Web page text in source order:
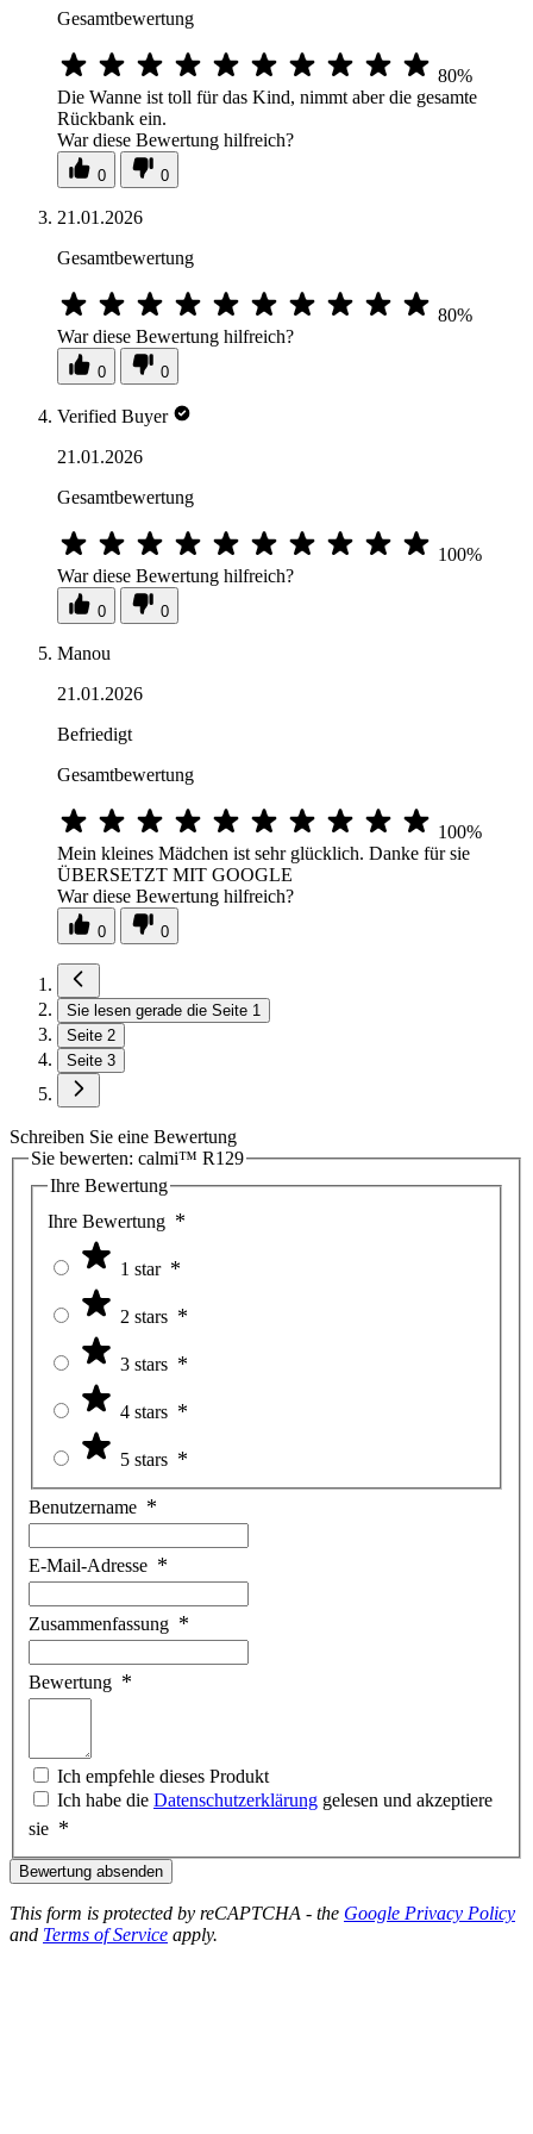
Gesamtbewertung
80%
Die Wanne ist toll für das Kind, nimmt aber die gesamte
Rückbank ein.
War diese Bewertung hilfreich?
0 0
21.01.2026
Gesamtbewertung
80%
War diese Bewertung hilfreich?
0 0
Verified Buyer
21.01.2026
Gesamtbewertung
100%
War diese Bewertung hilfreich?
0 0
Manou
21.01.2026
Befriedigt
Gesamtbewertung
100%
Mein kleines Mädchen ist sehr glücklich. Danke für sie
ÜBERSETZT MIT GOOGLE
War diese Bewertung hilfreich?
0 0
Sie lesen gerade die Seite 1
Seite 2
Seite 3
Schreiben Sie eine Bewertung
Sie bewerten: calmi™ R129
Ihre Bewertung
Ihre Bewertung
1 star
2 stars
3 stars
4 stars
5 stars
Benutzername
E-Mail-Adresse
Zusammenfassung
Bewertung
Ich empfehle dieses Produkt
Ich habe die Datenschutzerklärung gelesen und akzeptiere
sie
Bewertung absenden
This form is protected by reCAPTCHA - the Google Privacy Policy
and Terms of Service apply.